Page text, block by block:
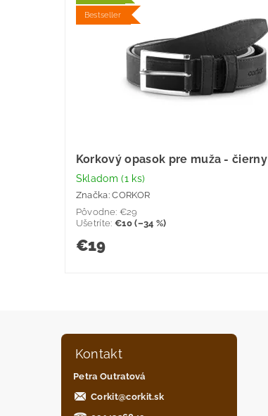
Bestseller
Korkový opasok pre muža - čierny
Skladom(1 ks)
Značka:CORKOR
Pôvodne: €29
Ušetríte: €10 (–34 %)
€19
Kontakt
Petra Outratová
Corkit@corkit.sk